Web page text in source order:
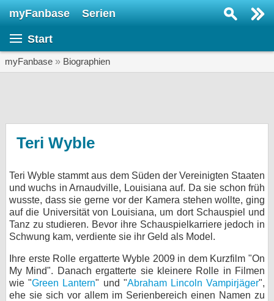
myFanbase Serien
Start
myFanbase » Biographien
Teri Wyble
Teri Wyble stammt aus dem Süden der Vereinigten Staaten
und wuchs in Arnaudville, Louisiana auf. Da sie schon früh
wusste, dass sie gerne vor der Kamera stehen wollte, ging
auf die Universität von Louisiana, um dort Schauspiel und
Tanz zu studieren. Bevor ihre Schauspielkarriere jedoch in
Schwung kam, verdiente sie ihr Geld als Model.
Ihre erste Rolle ergatterte Wyble 2009 in dem Kurzfilm "On
My Mind". Danach ergatterte sie kleinere Rolle in Filmen
wie "Green Lantern" und "Abraham Lincoln Vampirjäger",
ehe sie sich vor allem im Serienbereich einen Namen zu
KULTUR
Specials
SERVICE
Gewinnspiele
Forum
bei X